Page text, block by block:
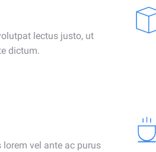
lectus justo, ut
dictum.
vel ante ac purus